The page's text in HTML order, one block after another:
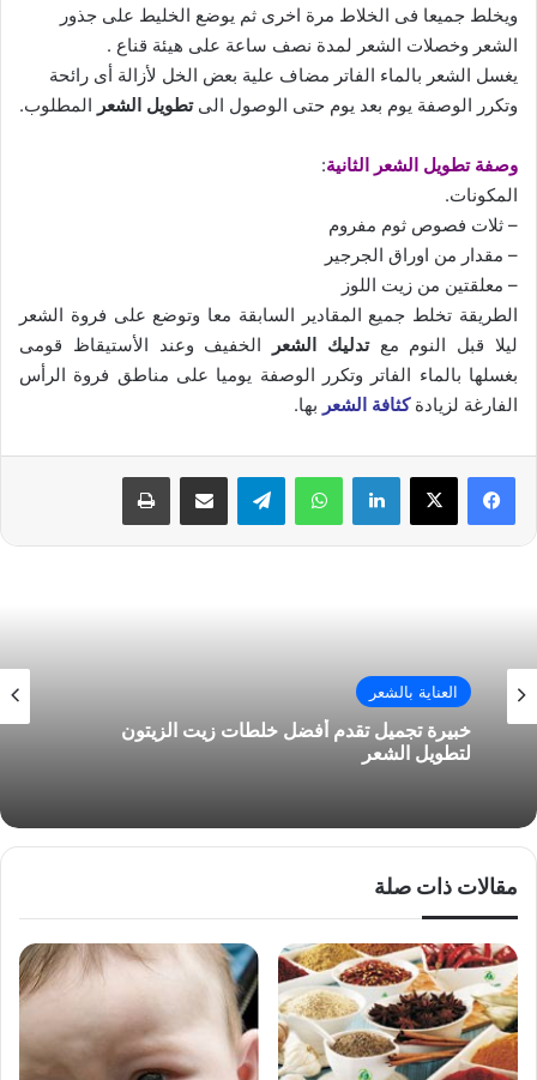
ويخلط جميعا فى الخلاط مرة اخرى ثم يوضع الخليط على جذور
الشعر وخصلات الشعر لمدة نصف ساعة على هيئة قناع .
يغسل الشعر بالماء الفاتر مضاف علية بعض الخل لأزالة أى رائحة
وتكرر الوصفة يوم بعد يوم حتى الوصول الىتطويل الشعر المطلوب.
وصفة تطويل الشعر الثانية:
المكونات.
– ثلات فصوص ثوم مفروم
– مقدار من اوراق الجرجير
– معلقتين من زيت اللوز
الطريقة تخلط جميع المقادير السابقة معا وتوضع على فروة الشعر
ليلا قبل النوم معتدليك الشعر
الخفيف وعند الأستيقاظ قومى
بغسلها بالماء الفاتر وتكرر الوصفة يوميا على مناطق فروة الرأس
الفارغة لزيادةكثافة الشعر بها.
فيسبوك لينكدإن واتساب
العناية بالشعر
خبيرة تجميل تقدم أفضل خلطات زيت الزيتون
لتطويل الشعر
مقالات ذات صلة